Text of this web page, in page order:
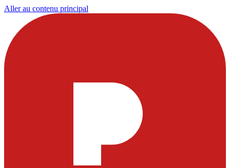
Aller au contenu principal